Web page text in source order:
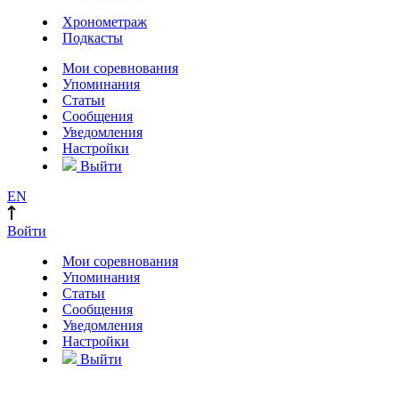
Хронометраж
Подкасты
Мои соревнования
Упоминания
Статьи
Сообщения
Уведомления
Настройки
Выйти
EN
Войти
Мои соревнования
Упоминания
Статьи
Сообщения
Уведомления
Настройки
Выйти